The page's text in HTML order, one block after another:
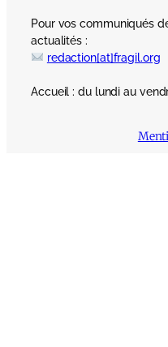
Pour vos communiqués
actualités :
redaction[at]fragil.org
Accueil : du lundi au